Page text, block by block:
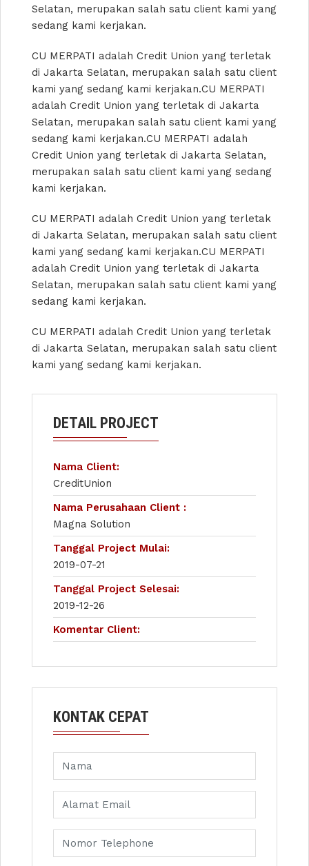
Selatan, merupakan salah satu client kami yang
sedang kami kerjakan.
CU MERPATI adalah Credit Union yang terletak
di Jakarta Selatan, merupakan salah satu client
kami yang sedang kami kerjakan.CU MERPATI
adalah Credit Union yang terletak di Jakarta
Selatan, merupakan salah satu client kami yang
sedang kami kerjakan.CU MERPATI adalah
Credit Union yang terletak di Jakarta Selatan,
merupakan salah satu client kami yang sedang
kami kerjakan.
CU MERPATI adalah Credit Union yang terletak
di Jakarta Selatan, merupakan salah satu client
kami yang sedang kami kerjakan.CU MERPATI
adalah Credit Union yang terletak di Jakarta
Selatan, merupakan salah satu client kami yang
sedang kami kerjakan.
CU MERPATI adalah Credit Union yang terletak
di Jakarta Selatan, merupakan salah satu client
kami yang sedang kami kerjakan.
DETAIL PROJECT
Nama Client:
CreditUnion
Nama Perusahaan Client :
Magna Solution
Tanggal Project Mulai:
2019-07-21
Tanggal Project Selesai:
2019-12-26
Komentar Client:
KONTAK CEPAT